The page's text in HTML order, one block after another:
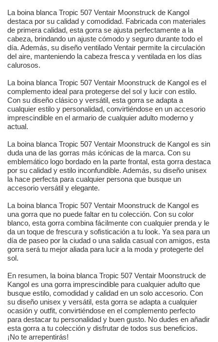
La boina blanca Tropic 507 Ventair Moonstruck de Kangol
destaca por su calidad y comodidad. Fabricada con materiales
de primera calidad, esta gorra se ajusta perfectamente a la
cabeza, brindando un ajuste cómodo y seguro durante todo el
día. Además, su diseño ventilado Ventair permite la circulación
del aire, manteniendo la cabeza fresca y ventilada en los días
calurosos.
La boina blanca Tropic 507 Ventair Moonstruck de Kangol es el
complemento ideal para protegerse del sol y lucir con estilo.
Con su diseño clásico y versátil, esta gorra se adapta a
cualquier estilo y personalidad, convirtiéndose en un accesorio
imprescindible en el armario de cualquier adulto moderno y
actual.
La boina blanca Tropic 507 Ventair Moonstruck de Kangol es sin
duda una de las gorras más icónicas de la marca. Con su
emblemático logo bordado en la parte frontal, esta gorra destaca
por su calidad y estilo inconfundible. Además, su diseño unisex
la hace perfecta para cualquier persona que busque un
accesorio versátil y elegante.
La boina blanca Tropic 507 Ventair Moonstruck de Kangol es
una gorra que no puede faltar en tu colección. Con su color
blanco, esta gorra combina fácilmente con cualquier prenda y le
da un toque de frescura y sofisticación a tu look. Ya sea para un
día de paseo por la ciudad o una salida casual con amigos, esta
gorra será tu mejor aliada para lucir a la moda y protegerte del
sol.
En resumen, la boina blanca Tropic 507 Ventair Moonstruck de
Kangol es una gorra imprescindible para cualquier adulto que
busque estilo, comodidad y calidad en un solo accesorio. Con
su diseño unisex y versátil, esta gorra se adapta a cualquier
ocasión y outfit, convirtiéndose en el complemento perfecto
para destacar tu personalidad y buen gusto. No dudes en añadir
esta gorra a tu colección y disfrutar de todos sus beneficios.
¡No te arrepentirás!